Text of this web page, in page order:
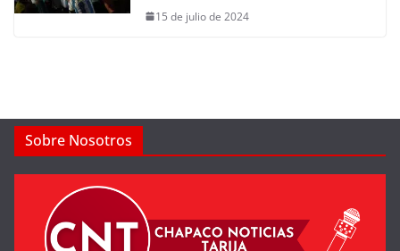
15 de julio de 2024
Sobre Nosotros